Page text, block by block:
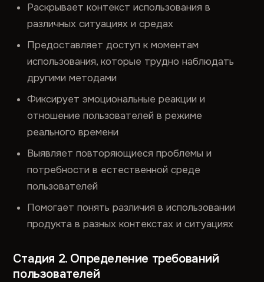
Раскрывает контекст использования в
различных ситуациях и средах
Предоставляет доступ к моментам
использования, которые трудно наблюдать
другими методами
Фиксирует эмоциональные реакции и
отношение пользователей в режиме
реального времени
Выявляет повторяющиеся проблемы и
потребности в естественной среде
пользователей
Помогает понять различия в использовании
продукта в разных контекстах и ситуациях
Стадия 2. Определение требований
пользователей